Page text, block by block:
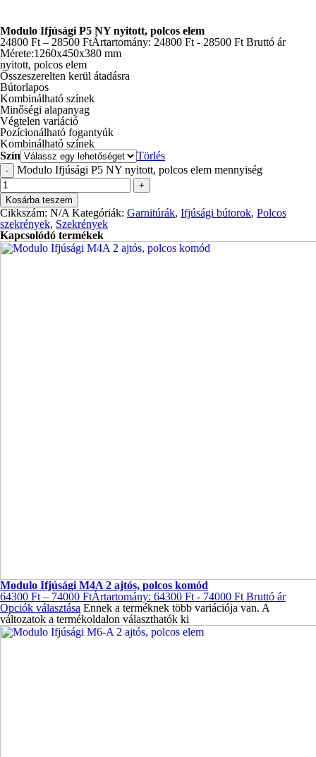
Modulo Ifjúsági P5 NY nyitott, polcos elem
24800 Ft – 28500 FtÁrtartomány: 24800 Ft - 28500 Ft Bruttó ár
Mérete:1260x450x380 mm
nyitott, polcos elem
Összeszerelten kerül átadásra
Bútorlapos
Kombinálható színek
Minőségi alapanyag
Végtelen variáció
Pozícionálható fogantyúk
Kombinálható színek
Szín
Törlés
- Modulo Ifjúsági P5 NY nyitott, polcos elem mennyiség
+
Kosárba teszem
Cikkszám: N/A Kategóriák: Garnitúrák, Ifjúsági bútorok, Polcos
szekrények, Szekrények
Kapcsolódó termékek
Modulo Ifjúsági M4A 2 ajtós, polcos komód
64300 Ft – 74000 FtÁrtartomány: 64300 Ft - 74000 Ft Bruttó ár
Opciók választása Ennek a terméknek több variációja van. A
változatok a termékoldalon választhatók ki